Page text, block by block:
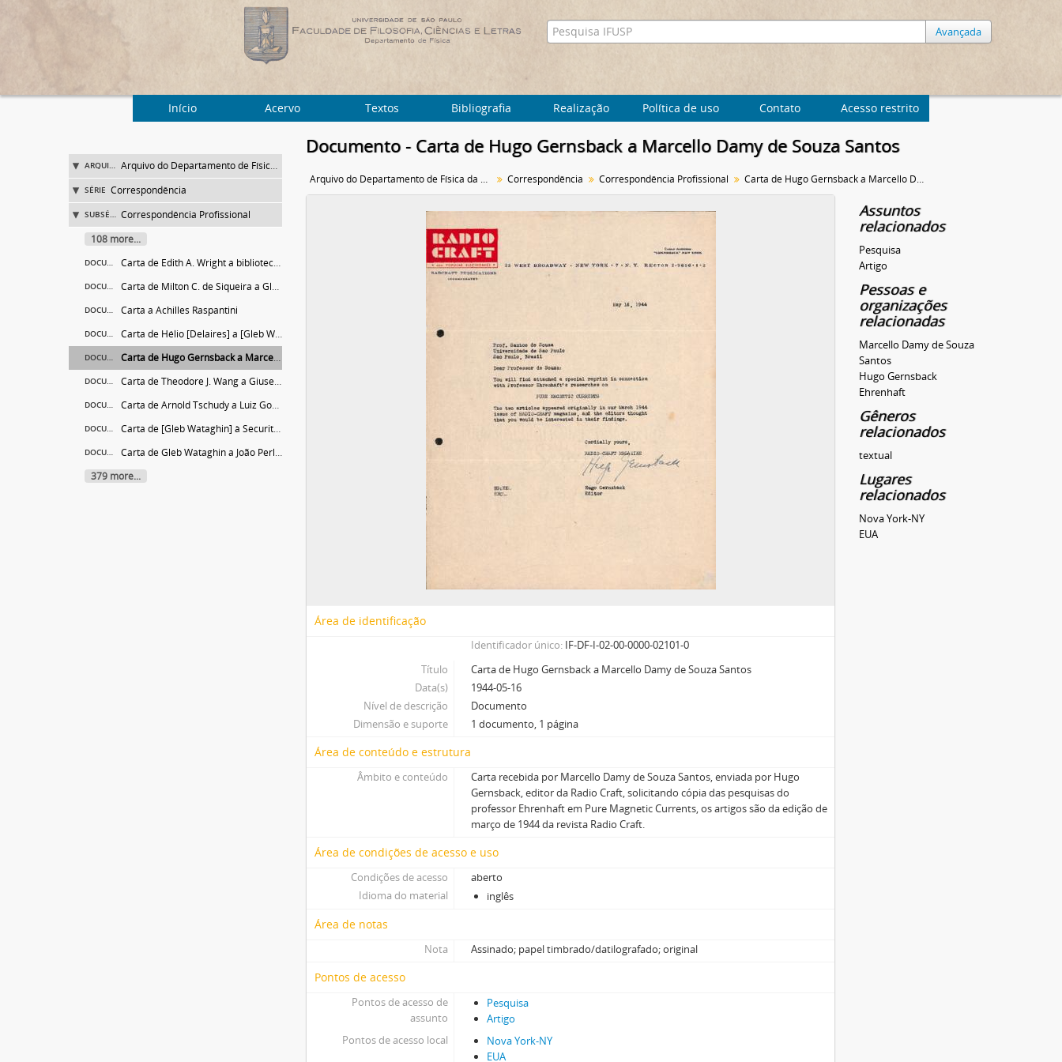
Avançada
Início Acervo Textos Bibliografia Realização Política de uso Contato Acesso restrito
ARQUIVO Arquivo do Departamento de Física da Faculdade de Filosofia (FFLC)
SÉRIE Correspondência
SUBSÉRIE Correspondência Profissional
108 more...
DOCUMENTO Carta de Edith A. Wright a bibliotecário do Departamento de Física
DOCUMENTO Carta de Milton C. de Siqueira a Gleb Wataghin
DOCUMENTO Carta a Achilles Raspantini
DOCUMENTO Carta de Hélio [Delaires] a [Gleb Wataghin]
DOCUMENTO Carta de Hugo Gernsback a Marcello Damy de Souza Santos
DOCUMENTO Carta de Theodore J. Wang a Giuseppe Occhialini
DOCUMENTO Carta de Arnold Tschudy a Luiz Gonzaga Colangelo Nobrega
DOCUMENTO Carta de [Gleb Wataghin] à Securit S.A.
DOCUMENTO
Carta de Gleb Wataghin a João Perllot e Argemiro Musell
379 more...
Documento - Carta de Hugo Gernsback a Marcello Damy de Souza Santos
Arquivo do Departamento de Física da Faculdade de Filosofia (FFLC) Correspondência Correspondência Profissional Carta de Hugo Gernsback a Marcello Damy de Souza Santos
Área de identificação
Identificador único IF-DF-I-02-00-0000-02101-0
Título
Carta de Hugo Gernsback a Marcello Damy de Souza Santos
Data(s)
1944-05-16
Nível de descrição
Documento
Dimensão e suporte
1 documento, 1 página
Área de conteúdo e estrutura
Âmbito e conteúdo
Carta recebida por Marcello Damy de Souza Santos, enviada por Hugo
Gernsback, editor da Radio Craft, solicitando cópia das pesquisas do
professor Ehrenhaft em Pure Magnetic Currents, os artigos são da edição de
março de 1944 da revista Radio Craft.
Área de condições de acesso e uso
Condições de acesso
aberto
Idioma do material
inglês
Área de notas
Nota Assinado; papel timbrado/datilografado; original
Pontos de acesso
Pontos de acesso de
assunto
Pesquisa
Artigo
Pontos de acesso local
Nova York-NY
EUA
Assuntos
relacionados
Pesquisa
Artigo
Pessoas e
organizações
relacionadas
Marcello Damy de Souza
Santos
Hugo Gernsback
Ehrenhaft
Gêneros
relacionados
textual
Lugares
relacionados
Nova York-NY
EUA